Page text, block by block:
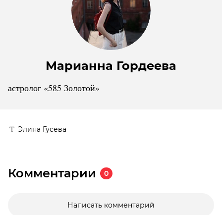
Марианна Гордеева
астролог «585 Золотой»
Элина Гусева
Комментарии 0
Написать комментарий